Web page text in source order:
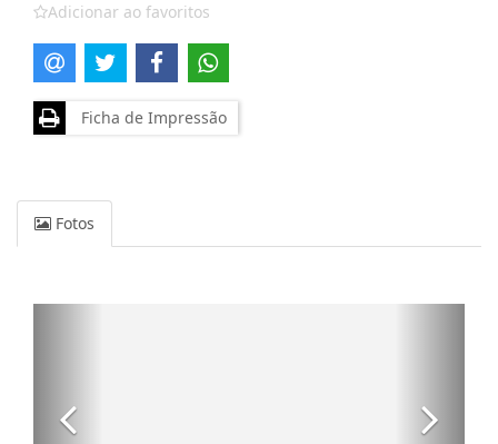
Adicionar ao favoritos
Ficha de Impressão
Fotos